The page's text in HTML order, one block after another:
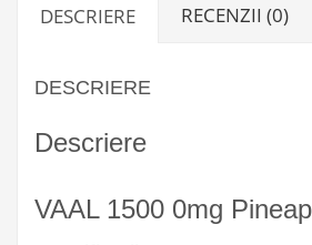
DESCRIERE RECENZII (0)
DESCRIERE
Descriere
VAAL 1500 0mg